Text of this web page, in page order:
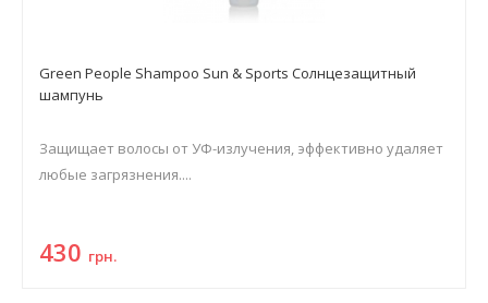
Green People Shampoo Sun & Sports Солнцезащитный
шампунь
Защищает волосы от УФ-излучения, эффективно удаляет
любые загрязнения....
430 грн.